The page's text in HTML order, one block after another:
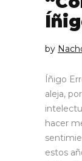
by
Íñigo
aleja,
hacer
estos